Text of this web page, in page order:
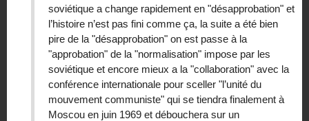
soviétique a change rapidement en "désapprobation" et
l’histoire n’est pas fini comme ça, la suite a été bien
pire de la "désapprobation" on est passe à la
"approbation" de la "normalisation" impose par les
soviétique et encore mieux a la "collaboration" avec la
conférence internationale pour sceller "l’unité du
mouvement communiste" qui se tiendra finalement à
Moscou en juin 1969 et débouchera sur un